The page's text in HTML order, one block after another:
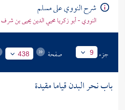
شرح النووي على مسلم
النووي - أبو زكريا محيي الدين يحيى بن
جزء 9 صفحة 438
باب نحر البدن قياما مقيدة